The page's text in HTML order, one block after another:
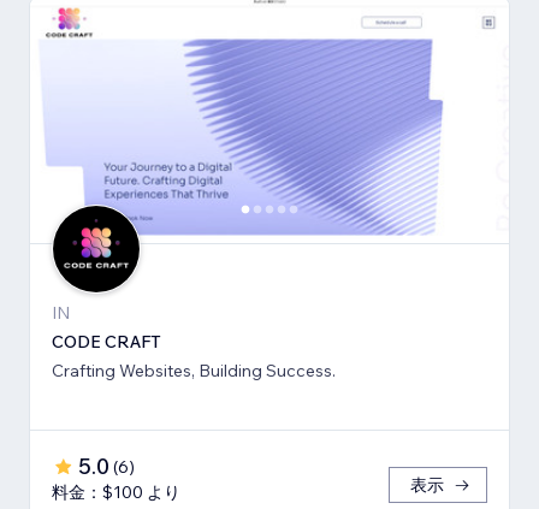
IN
CODE CRAFT
Crafting Websites, Building Success.
5.0 (6)
料金：$100 より
表示